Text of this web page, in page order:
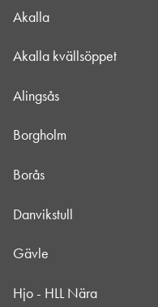
Akalla
Akalla kvällsöppet
Alingsås
Borgholm
Borås
Danvikstull
Gävle
Hjo - HLL Nära